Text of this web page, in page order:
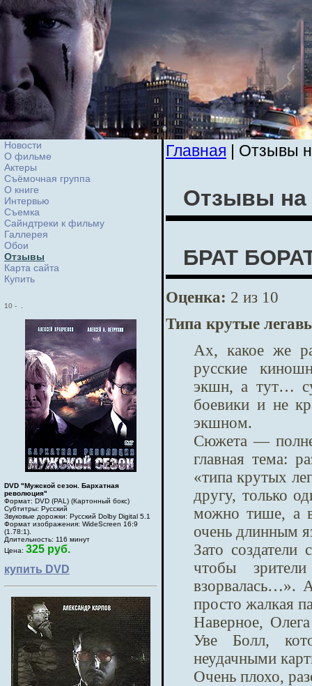
Новости
О фильме
Актеры
Съёмочная группа
О книге
Интервью
Cъемка
Сайндтреки к фильму
Галлерея
Обои
Отзывы
Карта сайта
Купить
10 -
DVD "Мужской сезон. Бархатная
революция"
Формат: DVD (PAL) (Картонный бокс)
Субтитры: Русский
Звуковые дорожки: Русский Dolby Digital 5.1
Формат изображения: WideScreen 16:9
(1.78:1).
Длительность: 116 минут
Цена: 325 руб.
купить DVD
Главная | Отзывы
Отзывы
БРАТ
Оценка: 2 из 10
Типа крутые
Ах, какое же
русские
экшн, а тут…
боевики и не
экшном.
Сюжета —
главная тема:
«типа крутых
другу, только
можно тише, а
очень длинным
Зато создатели
чтобы
взорвалась…».
просто жалкая
Наверное,
Уве Болл,
неудачными
Очень плохо,